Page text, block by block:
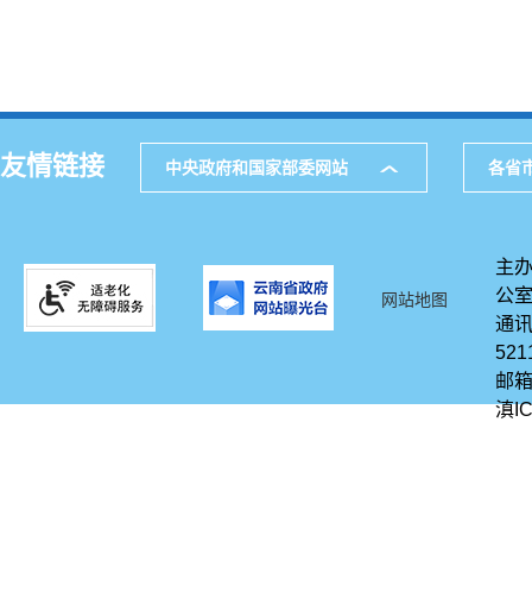
友情链接 中央政府和国家部委网站 各省
网站地图
主
公室
通
邮
滇